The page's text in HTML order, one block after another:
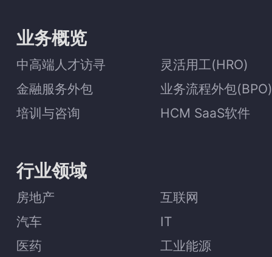
业务概览
中高端人才访寻
灵活用工(HRO)
金融服务外包
业务流程外包(BPO)
培训与咨询
HCM SaaS软件
行业领域
房地产
互联网
汽车
IT
医药
工业能源